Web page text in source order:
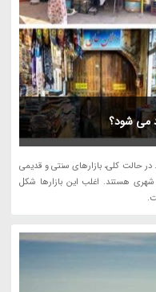
می شود؟
در حالت کلی، بازارهای سنتی و قدیمی
هستند. اغلب این بازارها شکل